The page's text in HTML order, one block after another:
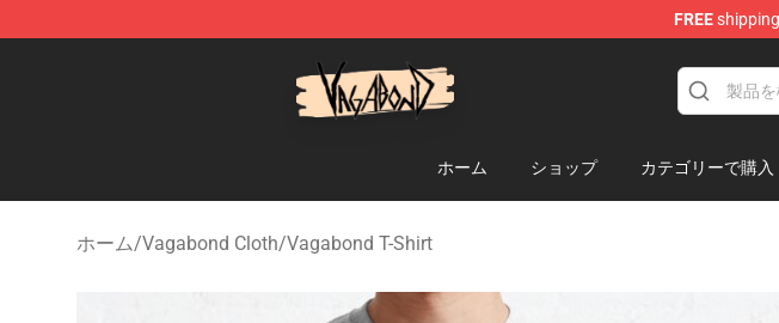
FREE
ホーム ショップ カテゴリーで購入
ホーム/Vagabond Cloth/Vagabond T-Shirt